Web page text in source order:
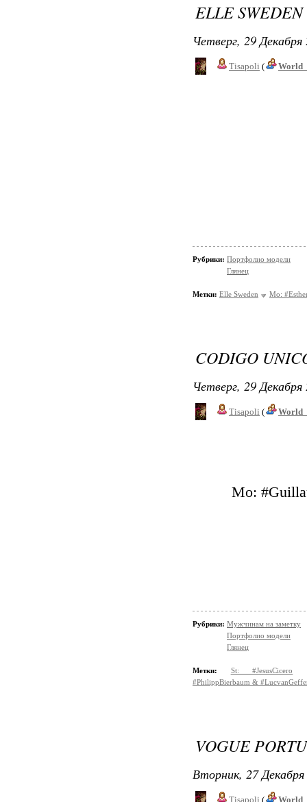
ELLE SWEDEN
Четверг, 29
Tisapoli (
Рубрики: Портфолио модели
Глянец
Метки: Elle Sweden Mo:
CODIGO
Четверг, 29
Tisapoli (
Mo:
Рубрики: Мужчинам на заметку
Портфолио модели
Глянец
Метки:
St: #JesusCicero
#PhilippBierbaum &
VOGUE
Вторник, 27
Tisapoli (